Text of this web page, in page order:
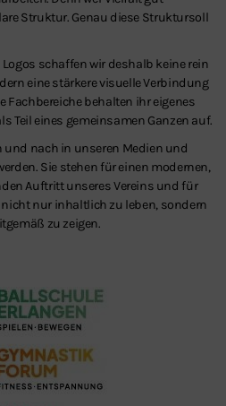
Struktur. Genau diese Struktursoll
schaffen wir deshalb keine rein
eine stärkere visuelle Verbindung
Fachbereiche behalten ihr eigenes
Teil eines gemeinsamen Ganzen auf.
und nach in unseren Medien und
Sie stehen für einen modernen,
Auftritt unseres Vereins und für
nur inhaltlich zu leben, sondern
zu zeigen.